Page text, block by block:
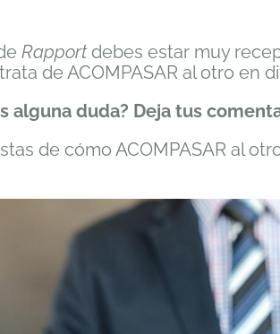
Rapportdebes estar muy
de ACOMPASAR al otro en
alguna duda? Deja tus
de cómo ACOMPASAR al